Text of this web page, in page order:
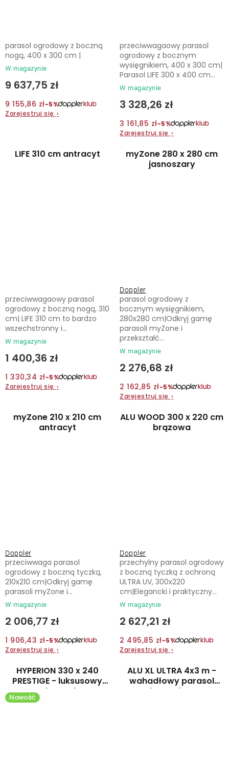
W magazynie
9 637,75 zł
9 155,86 zł−5%
Zarejestruj się ›
parasol ogrodowy z boczną
nogą, 400 x 300 cm |
W magazynie
3 328,26 zł
3 161,85 zł−5%
Zarejestruj się ›
przeciwwagaowy parasol
ogrodowy z bocznym
wysięgnikiem, 400 x 300 cm|
Parasol LIFE 300 x 400 cm...
LIFE 310 cm antracyt
W magazynie
1 400,36 zł
1 330,34 zł−5%
Zarejestruj się ›
przeciwwagaowy parasol
ogrodowy z boczną nogą, 310
cm| LIFE 310 cm to bardzo
wszechstronny i...
myZone 280 x 280 cm
jasnoszary
Doppler
W magazynie
2 276,68 zł
2 162,85 zł−5%
Zarejestruj się ›
parasol ogrodowy z
bocznym wysięgnikiem,
280x280 cm|Odkryj gamę
parasoli myZone i
przekształć...
myZone 210 x 210 cm
antracyt
Doppler
W magazynie
2 006,77 zł
1 906,43 zł−5%
Zarejestruj się ›
przeciwwaga parasol
ogrodowy z boczną tyczką,
210x210 cm|Odkryj gamę
parasoli myZone i...
ALU WOOD 300 x 220 cm
brązowa
Doppler
W magazynie
2 627,21 zł
2 495,85 zł−5%
Zarejestruj się ›
przechylny parasol ogrodowy
z boczną tyczką z ochroną
ULTRA UV, 300x220
cm|Elegancki i praktyczny...
HYPERION 330 x 240
PRESTIGE - luksusowy
parasol ogrodowy z
bocznym wysięgnikiem
Nowość
ALU XL ULTRA 4x3 m -
wahadłowy parasol
ogrodowy z bocznym